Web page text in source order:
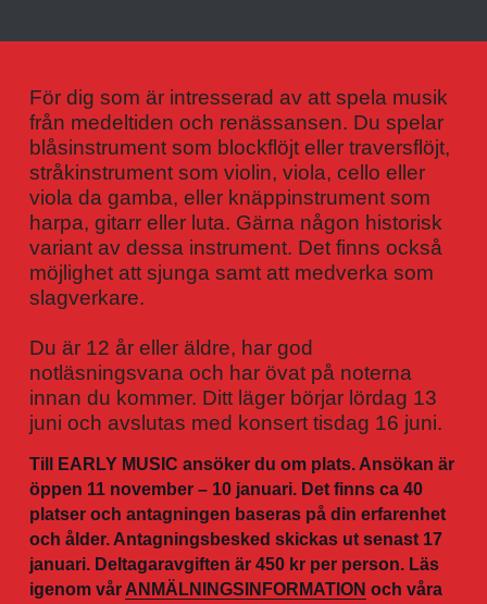
För dig som är intresserad av att spela musik
från medeltiden och renässansen. Du spelar
blåsinstrument som blockflöjt eller traversflöjt,
stråkinstrument som violin, viola, cello eller
viola da gamba, eller knäppinstrument som
harpa, gitarr eller luta. Gärna någon historisk
variant av dessa instrument. Det finns också
möjlighet att sjunga samt att medverka som
slagverkare.
Du är 12 år eller äldre, har god
notläsningsvana och har övat på noterna
innan du kommer. Ditt läger börjar lördag 13
juni och avslutas med konsert tisdag 16 juni.
Till EARLY MUSIC ansöker du om plats. Ansökan är
öppen 11 november – 10 januari. Det finns ca 40
platser och antagningen baseras på din erfarenhet
och ålder. Antagningsbesked skickas ut senast 17
januari. Deltagaravgiften är 450 kr per person. Läs
igenom vår ANMÄLNINGSINFORMATION
och våra